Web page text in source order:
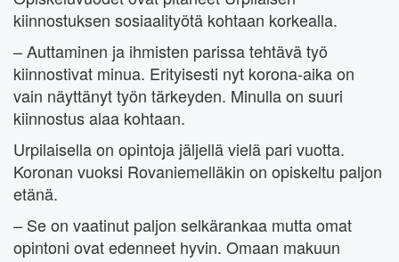
kiinnostuksen sosiaalityötä kohtaan korkealla.
– Auttaminen ja ihmisten parissa tehtävä työ
kiinnostivat minua. Erityisesti nyt korona-aika on
vain näyttänyt työn tärkeyden. Minulla on suuri
kiinnostus alaa kohtaan.
Urpilaisella on opintoja jäljellä vielä pari vuotta.
Koronan vuoksi Rovaniemelläkin on opiskeltu paljon
etänä.
– Se on vaatinut paljon selkärankaa mutta omat
opintoni ovat edenneet hyvin. Omaan makuun